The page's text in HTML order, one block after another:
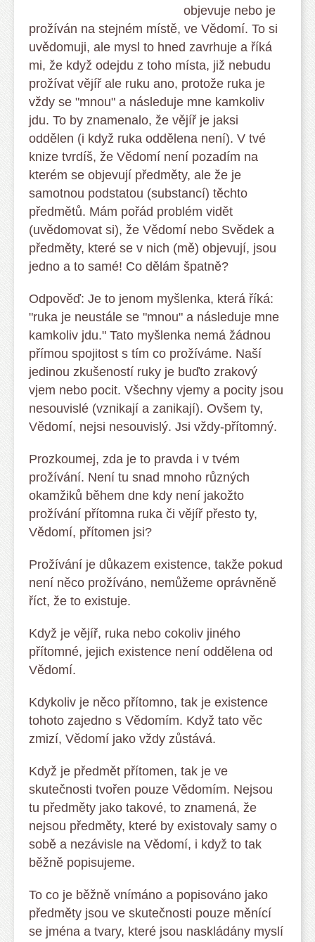
objevuje nebo je
prožíván na stejném místě, ve Vědomí. To si
uvědomuji, ale mysl to hned zavrhuje a říká
mi, že když odejdu z toho místa, již nebudu
prožívat vějíř ale ruku ano, protože ruka je
vždy se "mnou" a následuje mne kamkoliv
jdu. To by znamenalo, že vějíř je jaksi
oddělen (i když ruka oddělena není). V tvé
knize tvrdíš, že Vědomí není pozadím na
kterém se objevují předměty, ale že je
samotnou podstatou (substancí) těchto
předmětů. Mám pořád problém vidět
(uvědomovat si), že Vědomí nebo Svědek a
předměty, které se v nich (mě) objevují, jsou
jedno a to samé! Co dělám špatně?
Odpověď: Je to jenom myšlenka, která říká:
"ruka je neustále se "mnou" a následuje mne
kamkoliv jdu." Tato myšlenka nemá žádnou
přímou spojitost s tím co prožíváme. Naší
jedinou zkušeností ruky je buďto zrakový
vjem nebo pocit. Všechny vjemy a pocity jsou
nesouvislé (vznikají a zanikají). Ovšem ty,
Vědomí, nejsi nesouvislý. Jsi vždy-přítomný.
Prozkoumej, zda je to pravda i v tvém
prožívání. Není tu snad mnoho různých
okamžiků během dne kdy není jakožto
prožívání přítomna ruka či vějíř přesto ty,
Vědomí, přítomen jsi?
Prožívání je důkazem existence, takže pokud
není něco prožíváno, nemůžeme oprávněně
říct, že to existuje.
Když je vějíř, ruka nebo cokoliv jiného
přítomné, jejich existence není oddělena od
Vědomí.
Kdykoliv je něco přítomno, tak je existence
tohoto zajedno s Vědomím. Když tato věc
zmizí, Vědomí jako vždy zůstává.
Když je předmět přítomen, tak je ve
skutečnosti tvořen pouze Vědomím. Nejsou
tu předměty jako takové, to znamená, že
nejsou předměty, které by existovaly samy o
sobě a nezávisle na Vědomí, i když to tak
běžně popisujeme.
To co je běžně vnímáno a popisováno jako
předměty jsou ve skutečnosti pouze měnící
se jména a tvary, které jsou naskládány myslí